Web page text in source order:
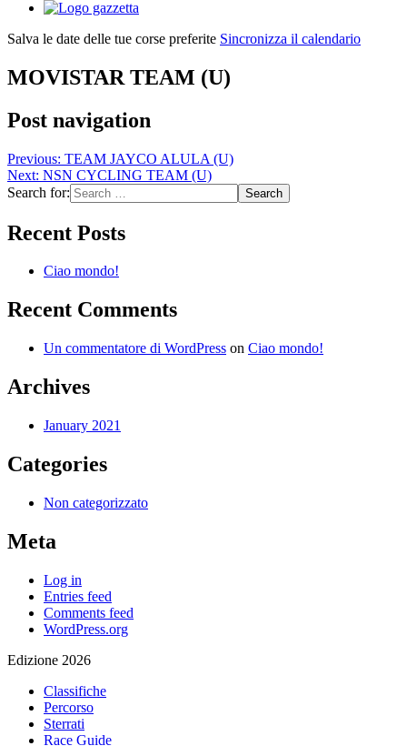
Salva le date delle tue corse preferite Sincronizza il calendario
MOVISTAR TEAM (U)
Post navigation
Previous: TEAM JAYCO ALULA (U)
Next: NSN CYCLING TEAM (U)
Search for:
Recent Posts
Ciao mondo!
Recent Comments
Un commentatore di WordPress on Ciao mondo!
Archives
January 2021
Categories
Non categorizzato
Meta
Log in
Entries feed
Comments feed
WordPress.org
Edizione 2026
Classifiche
Percorso
Sterrati
Race Guide